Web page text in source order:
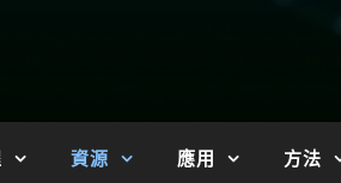
資源 應用 方法